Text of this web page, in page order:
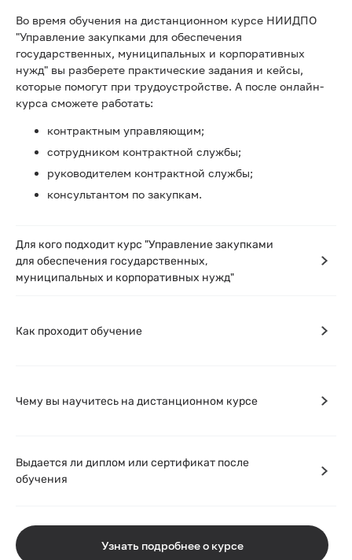
Во время обучения на дистанционном курсе НИИДПО
"Управление закупками для обеспечения
государственных, муниципальных и корпоративных
нужд" вы разберете практические задания и кейсы,
которые помогут при трудоустройстве. А после онлайн-
курса сможете работать:
контрактным управляющим;
сотрудником контрактной службы;
руководителем контрактной службы;
консультантом по закупкам.
Для кого подходит курс "Управление закупками
для обеспечения государственных,
муниципальных и корпоративных нужд"
Как проходит обучение
Чему вы научитесь на дистанционном курсе
Выдается ли диплом или сертификат после
обучения
Узнать подробнее о курсе